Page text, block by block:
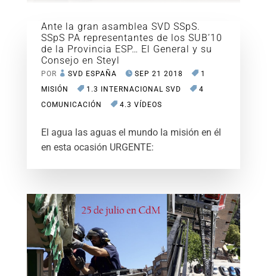
Ante la gran asamblea SVD SSpS.
SSpS PA representantes de los SUB’10
de la Provincia ESP… El General y su
Consejo en Steyl
POR SVD ESPAÑA SEP 21 2018
1
MISIÓN
1.3 INTERNACIONAL SVD
4
COMUNICACIÓN
4.3 VÍDEOS
El agua las aguas el mundo la misión en él
en esta ocasión URGENTE: